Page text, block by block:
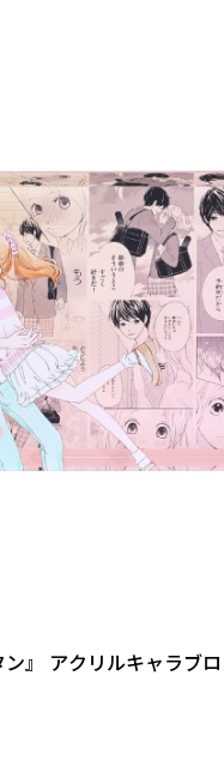
』 アクリルキャラブ